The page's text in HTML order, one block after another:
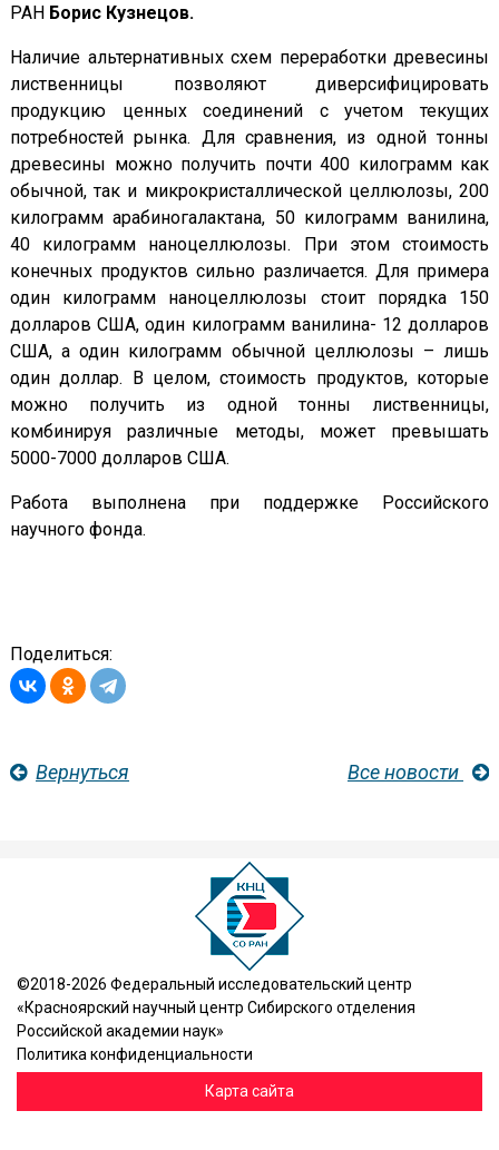
РАН Борис Кузнецов.
Наличие альтернативных схем переработки древесины
лиственницы позволяют диверсифицировать
продукцию ценных соединений с учетом текущих
потребностей рынка. Для сравнения, из одной тонны
древесины можно получить почти 400 килограмм как
обычной, так и микрокристаллической целлюлозы, 200
килограмм арабиногалактана, 50 килограмм ванилина,
40 килограмм наноцеллюлозы. При этом стоимость
конечных продуктов сильно различается. Для примера
один килограмм наноцеллюлозы стоит порядка 150
долларов США, один килограмм ванилина- 12 долларов
США, а один килограмм обычной целлюлозы – лишь
один доллар. В целом, стоимость продуктов, которые
можно получить из одной тонны лиственницы,
комбинируя различные методы, может превышать
5000-7000 долларов США.
Работа выполнена при поддержке Российского
научного фонда.
Поделиться:
Вернуться Все новости
©2018-2026 Федеральный исследовательский центр
«Красноярский научный центр Сибирского отделения
Российской академии наук»
Политика конфиденциальности
Карта сайта